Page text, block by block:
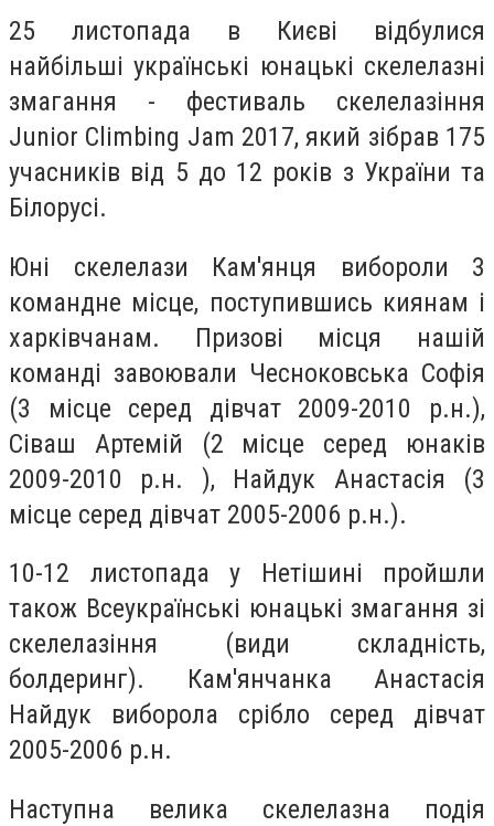
25 листопада в Києві відбулися
найбільші українські юнацькі скелелазні
змагання - фестиваль скелелазіння
Junior Climbing Jam 2017, який зібрав 175
учасників від 5 до 12 років з України та
Білорусі.
Юні скелелази Кам'янця вибороли 3
командне місце, поступившись киянам і
харківчанам. Призові місця нашій
команді завоювали Чесноковська Софія
(3 місце серед дівчат 2009-2010 р.н.),
Сіваш Артемій (2 місце серед юнаків
2009-2010 р.н. ), Найдук Анастасія (3
місце серед дівчат 2005-2006 р.н.).
10-12 листопада у Нетішині пройшли
також Всеукраїнські юнацькі змагання зі
скелелазіння (види складність,
болдеринг). Кам'янчанка Анастасія
Найдук виборола срібло серед дівчат
2005-2006 р.н.
Наступна велика скелелазна подія